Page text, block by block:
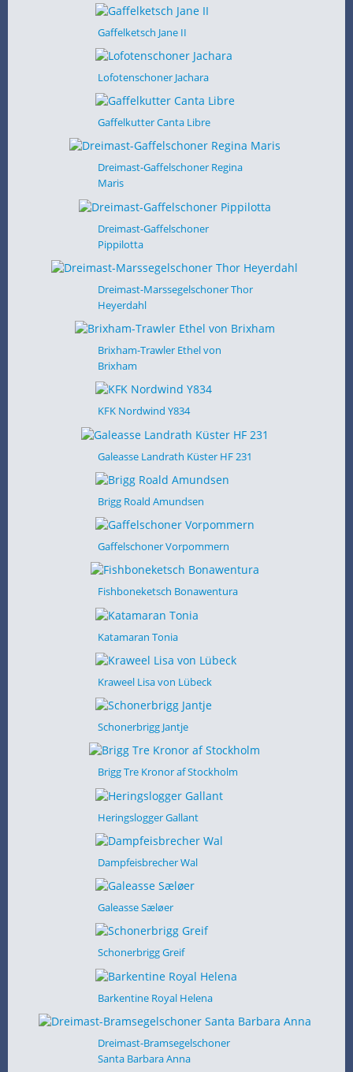
Gaffelketsch Jane II
Lofotenschoner Jachara
Gaffelkutter Canta Libre
Dreimast-Gaffelschoner Regina
Maris
Dreimast-Gaffelschoner
Pippilotta
Dreimast-Marssegelschoner Thor
Heyerdahl
Brixham-Trawler Ethel von
Brixham
KFK Nordwind Y834
Galeasse Landrath Küster HF 231
Brigg Roald Amundsen
Gaffelschoner Vorpommern
Fishboneketsch Bonawentura
Katamaran Tonia
Kraweel Lisa von Lübeck
Schonerbrigg Jantje
Brigg Tre Kronor af Stockholm
Heringslogger Gallant
Dampfeisbrecher Wal
Galeasse Sæløer
Schonerbrigg Greif
Barkentine Royal Helena
Dreimast-Bramsegelschoner
Santa Barbara Anna